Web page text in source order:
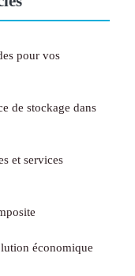
pour vos
de stockage dans
et services
économique